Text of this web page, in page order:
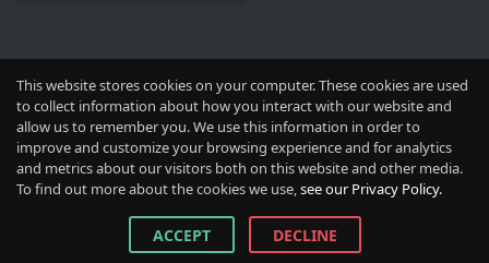
Naturpurmarkt
This website stores cookies on your computer. These cookies are used
to collect information about how you interact with our website and
allow us to remember you. We use this information in order to
improve and customize your browsing experience and for analytics
and metrics about our visitors both on this website and other media.
To find out more about the cookies we use,see our Privacy Policy.
ACCEPT DECLINE